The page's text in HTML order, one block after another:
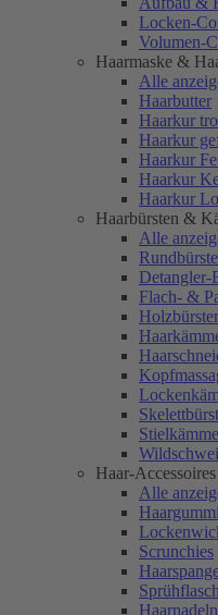
Locken-
Volumen-
Haarmaske &
Alle
Haarbutter
Haarkur
Haarkur
Haarkur
Haarkur
Haarkur
Haarbürsten &
Alle
Detangler-
Flach- &
Stielkämme
Haar-Accessoires
Alle
Scrunchies
Haarnadeln